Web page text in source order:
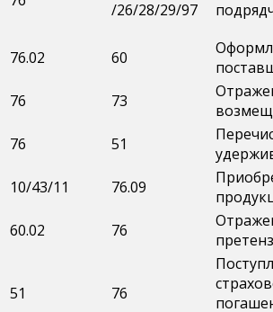
/26/28/29/97
76.02 60
76 73
76 51
10/43/11 76.09
60.02
76
51 76